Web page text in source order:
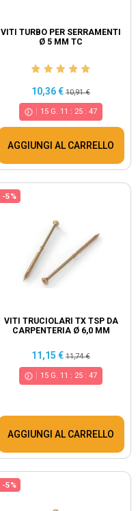
VITI TURBO PER SERRAMENTI
Ø 5 MM TC
10,36 €10,91 €
15G. 11 : 25: 46
AGGIUNGI AL CARRELLO
-5%
VITI TRUCIOLARI TX TSP DA
CARPENTERIA Ø 6,0 MM
11,15 €11,74 €
15G. 11 : 25: 46
AGGIUNGI AL CARRELLO
-5%